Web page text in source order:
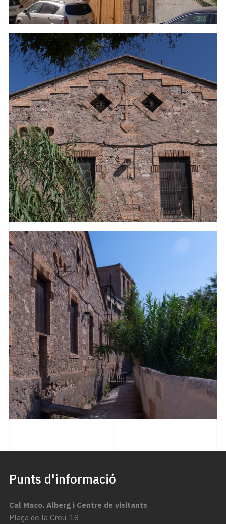
Punts d'informació
Cal Maco. Alberg i Centre de visitants
Plaça de la Creu, 18